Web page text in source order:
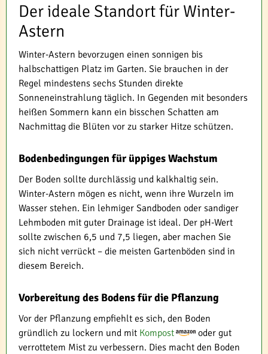
Der ideale Standort für Winter-
Astern
Winter-Astern bevorzugen einen sonnigen bis
halbschattigen Platz im Garten. Sie brauchen in der
Regel mindestens sechs Stunden direkte
Sonneneinstrahlung täglich. In Gegenden mit besonders
heißen Sommern kann ein bisschen Schatten am
Nachmittag die Blüten vor zu starker Hitze schützen.
Bodenbedingungen für üppiges Wachstum
Der Boden sollte durchlässig und kalkhaltig sein.
Winter-Astern mögen es nicht, wenn ihre Wurzeln im
Wasser stehen. Ein lehmiger Sandboden oder sandiger
Lehmboden mit guter Drainage ist ideal. Der pH-Wert
sollte zwischen 6,5 und 7,5 liegen, aber machen Sie
sich nicht verrückt – die meisten Gartenböden sind in
diesem Bereich.
Vorbereitung des Bodens für die Pflanzung
Vor der Pflanzung empfiehlt es sich, den Boden
gründlich zu lockern und mit Kompost
oder gut
verrottetem Mist zu verbessern. Dies macht den Boden